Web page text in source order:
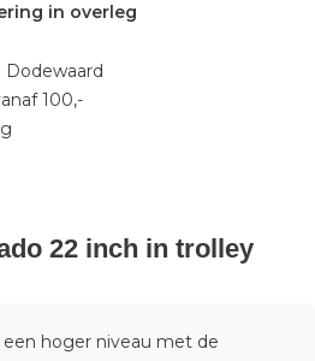
in overleg
Dodewaard
100,-
22 inch in trolley
hoger niveau met de